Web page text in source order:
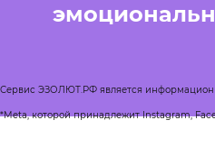
Сервис ЭЗОЛЮТ.РФ является
*Meta, которой принадлежит Instagram,